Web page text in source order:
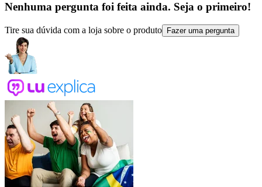
Nenhuma pergunta foi feita ainda. Seja o primeiro!
Tire sua dúvida com a loja sobre o produto Fazer uma pergunta